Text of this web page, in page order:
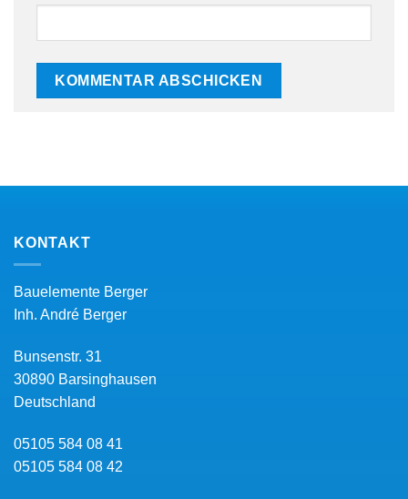
KONTAKT
Bauelemente Berger
Inh. André Berger
Bunsenstr. 31
30890 Barsinghausen
Deutschland
05105 584 08 41
05105 584 08 42